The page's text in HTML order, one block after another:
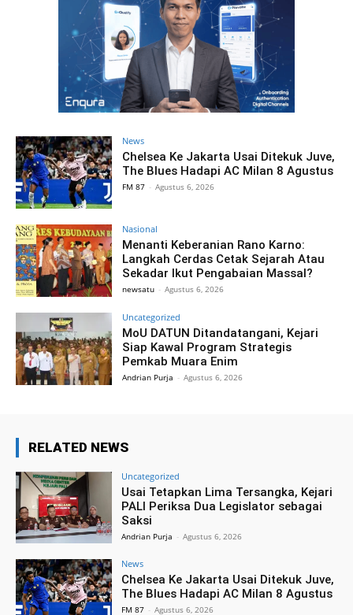
News
Chelsea Ke Jakarta Usai Ditekuk Juve,
The Blues Hadapi AC Milan 8 Agustus
FM 87 - Agustus 6, 2026
Nasional
Menanti Keberanian Rano Karno:
Langkah Cerdas Cetak Sejarah Atau
Sekadar Ikut Pengabaian Massal?
newsatu - Agustus 6, 2026
Uncategorized
MoU DATUN Ditandatangani, Kejari
Siap Kawal Program Strategis
Pemkab Muara Enim
Andrian Purja - Agustus 6, 2026
RELATED NEWS
Uncategorized
Usai Tetapkan Lima Tersangka, Kejari
PALI Periksa Dua Legislator sebagai
Saksi
Andrian Purja - Agustus 6, 2026
News
Chelsea Ke Jakarta Usai Ditekuk Juve,
The Blues Hadapi AC Milan 8 Agustus
FM 87 - Agustus 6, 2026